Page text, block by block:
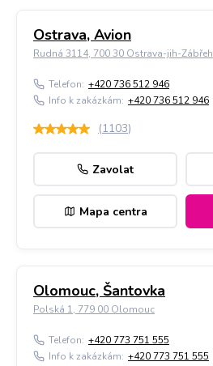
Ostrava, Avion
Rudná 3114, 700 30 Ostrava-jih-Zábřeh
Telefon: +420 736 512 946
Info k zakázkám: +420 736 512 946
(1103)
Zavolat
Mapa centra
Olomouc, Šantovka
Polská 1, 779 00 Olomouc
Telefon: +420 773 751 555
Info k zakázkám: +420 773 751 555